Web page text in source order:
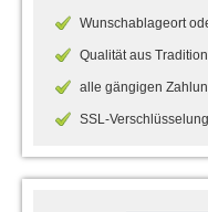
Wunschablageort
Qualität aus Tradition
alle gängigen
SSL-Verschlüsselung